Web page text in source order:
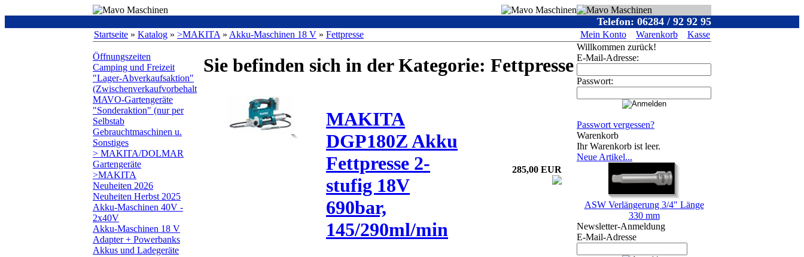
Telefon: 06284 / 92 92 95
Startseite » Katalog » >MAKITA » Akku-Maschinen 18 V » Fettpresse Mein Konto Warenkorb Kasse
Öffnungszeiten
Camping und Freizeit
"Lager-Abverkaufsaktion"
(Zwischenverkaufvorbehalt
MAVO-Gartengeräte
"Sonderaktion" (nur per
Selbstab
Gebrauchtmaschinen u.
Sonstiges
> MAKITA/DOLMAR
Gartengeräte
>MAKITA
Neuheiten 2026
Neuheiten Herbst 2025
Akku-Maschinen 40V -
2x40V
Akku-Maschinen 18 V
Adapter + Powerbanks
Akkus und Ladegeräte
Sie befinden sich in der Kategorie: Fettpresse
MAKITA
DGP180Z Akku
Fettpresse 2-
stufig 18V
690bar,
145/290ml/min
285,00 EUR
Willkommen zurück!
E-Mail-Adresse:
Passwort:
Passwort vergessen?
Warenkorb
Ihr Warenkorb ist leer.
Neue Artikel...
ASW Verlängerung 3/4" Länge
330 mm
Newsletter-Anmeldung
E-Mail-Adresse